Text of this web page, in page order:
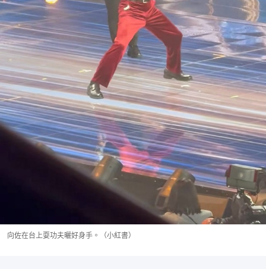
向佐在台上耍功夫曬好身手。（小紅書）